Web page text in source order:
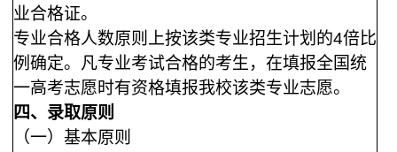
业合格证。
专业合格人数原则上按该类专业招生计划的4倍比
例确定。
凡专业考试合格的考生，在填报全国统
一高考志愿时有资格填报我校该类专业志愿。
四、录取原则
（一）基本原则